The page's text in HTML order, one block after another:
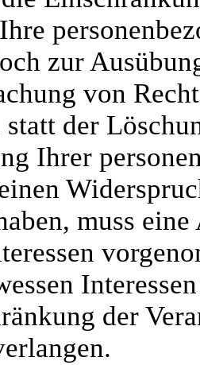
zur
von
statt der
Ihrer
muss
der